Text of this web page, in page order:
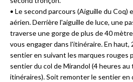
• Le second parcours (Aiguille du
aérien. Derrière l'aiguille de luce, une
traverse une gorge de plus de 40
vous engager dans l'itinéraire. En haut,
sentier en suivant les marques rouges
sentier du col de Mirandol (4 heures au
itinéraires). Soit remonter le sentier en